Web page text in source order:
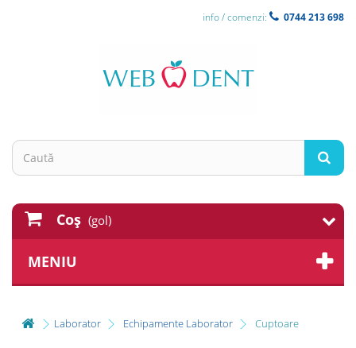
info / comenzi: 0744 213 698
Coş (gol)
MENIU
Laborator Echipamente Laborator Cuptoare